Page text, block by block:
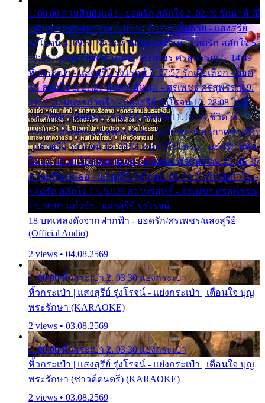
1. 00:00 สามสิบยังแจ๋ว - ยอดรัก สลักใจ 2. 02:49 รักมาห้าปี
- ศรเพชร ศรสุพรรณ 3. 05:57 รักสาวเสื้อลาย - แสงสุรีย์
รุ่งโรจน์ 4. 09:51 รักสะท้านดินสะเทือน - ยอดรัก สลักใจ 5.
12:23 มอเตอร์ไซค์ทำหล่น - ศรเพชร ศรสุพรรณ 6. 14:49
หิ้วกระเป๋า - แสงสุรีย์ รุ่งโรจน์ 7. 17:57 รักเผื่อเลือก - ยอด
รัก สลักใจ 8. 21:21 น้ำตาไอ้หนุ่ม - ศรเพชร ศรสุพรรณ 9.
24:27 สามเณรกำพร้า - แสงสุรีย์ รุ่งโรจน์ 10. 28:08 ไม่มี
เวลาไปหาเมียน้อย - ยอดรัก สลักใจ 11. 31:29 ชีวิตไอ้
ธรรม - ศรเพชร ศรสุพรรณ 12. 35:26 ทหารอากาศขาดรัก
- แสงสุรีย์ รุ่งโรจน์ 13. 39:01 คนหัวใจโทรม - ยอดรัก สลัก
ใจ 14. 42:49 ไอ้หวังตายแน่ - ศรเพชร ศรสุพรรณ 15. 46:35
ธาตุแท้ของเธอ - แสงสุรีย์ รุ่งโรจน์ 16. 49:57 กำนันกำใน -
ยอดรัก สลักใจ 17. 52:29 สาวบริสุทธิ์ - ศรเพชร ศรสุพรรณ
18. 56:05 แต๋วจ๋า - แสงสุรีย์ รุ่งโรจน์
18 บทเพลงดังจากฟากฟ้า - ยอดรัก/ศรเพชร/แสงสุรีย์
(Official Audio)
2 views • 04.08.2569
1. 00:00 หิ้วกระเป๋า 2. 03:30 แย่งกระเป๋า
หิ้วกระเป๋า | แสงสุรีย์ รุ่งโรจน์ - แย่งกระเป๋า | เตือนใจ บุญ
พระรักษา (KARAOKE)
2 views • 03.08.2569
1. 00:00 หิ้วกระเป๋า 2. 03:30 แย่งกระเป๋า
หิ้วกระเป๋า | แสงสุรีย์ รุ่งโรจน์ - แย่งกระเป๋า | เตือนใจ บุญ
พระรักษา (ซาวด์ดนตรี) (KARAOKE)
2 views • 03.08.2569